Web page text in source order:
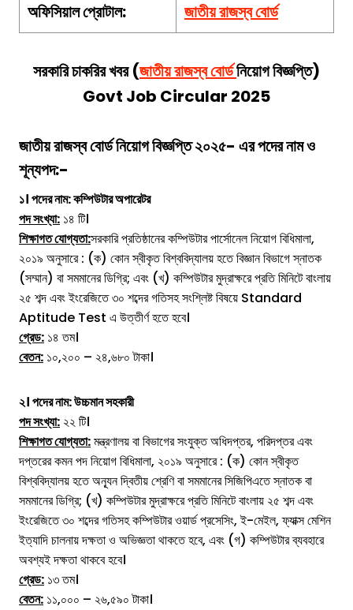
অফিসিয়াল প্রোটাল:
জাতীয় রাজস্ববোর্ড
সরকারি চাকরির খবর (জাতীয় রাজস্ব বোর্ডনিয়োগ বিজ্ঞপ্তি)
Govt Job Circular 2025
জাতীয় রাজস্ব বোর্ডনিয়োগবিজ্ঞপ্তি ২০২৫- এর পদের নাম ও
শূন্যপদ:-
১। পদের নাম: কম্পিউটার অপারেটর
পদ সংখ্যা: ১৪ টি।
শিক্ষাগত যোগ্যতা:সরকারি প্রতিষ্ঠানের কম্পিউটার পার্সোনেল নিয়োগ বিধিমালা,
২০১৯ অনুসারে : (ক) কোন স্বীকৃত বিশ্ববিদ্যালয় হতে বিজ্ঞান বিভাগে স্নাতক
(সম্মান) বা সমমানের ডিগ্রি; এবং (খ) কম্পিউটার মুদ্রাক্ষরে প্রতি মিনিটে বাংলায়
২৫ শব্দ এবং ইংরেজিতে ৩০ শব্দের গতিসহ সংশ্লিষ্ট বিষয়ে Standard
Aptitude Test এ উত্তীর্ণ হতে হবে।
গ্রেড: ১৪ তম।
বেতন: ১০,২০০ – ২৪,৬৮০ টাকা।
২। পদের নাম: উচ্চমান সহকারী
পদ সংখ্যা: ২২ টি।
শিক্ষাগত যোগ্যতা:মন্ত্রণালয় বা বিভাগের সংযুক্ত অধিদপ্তর, পরিদপ্তর এবং
দপ্তরের কমন পদ নিয়োগ বিধিমালা, ২০১৯ অনুসারে : (ক) কোন স্বীকৃত
বিশ্ববিদ্যালয় হতে অন্যূন দ্বিতীয় শ্রেণি বা সমমানের সিজিপিএতে স্নাতক বা
সমমানের ডিগ্রি; (খ) কম্পিউটার মুদ্রাক্ষরে প্রতি মিনিটে বাংলায় ২৫ শব্দ এবং
ইংরেজিতে ৩০ শব্দের গতিসহ কম্পিউটার ওয়ার্ড প্রসেসিং, ই-মেইল, ফ্যাক্স মেশিন
ইত্যাদি চালনায় দক্ষতা ও অভিজ্ঞতা থাকতে হবে, এবং (গ) কম্পিউটার ব্যবহারে
অবশ্যই দক্ষতা থাকবে হবে।
গ্রেড: ১৩ তম।
বেতন: ১১,০০০ – ২৬,৫৯০ টাকা।